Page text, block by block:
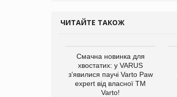
ЧИТАЙТЕ ТАКОЖ
Смачна новинка для
хвостатих: у VARUS
з’явилися паучі Varto Paw
expert від власної ТМ
Varto!